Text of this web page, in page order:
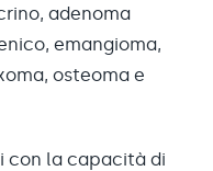
adenoma
emangioma,
osteoma e
con la capacità di